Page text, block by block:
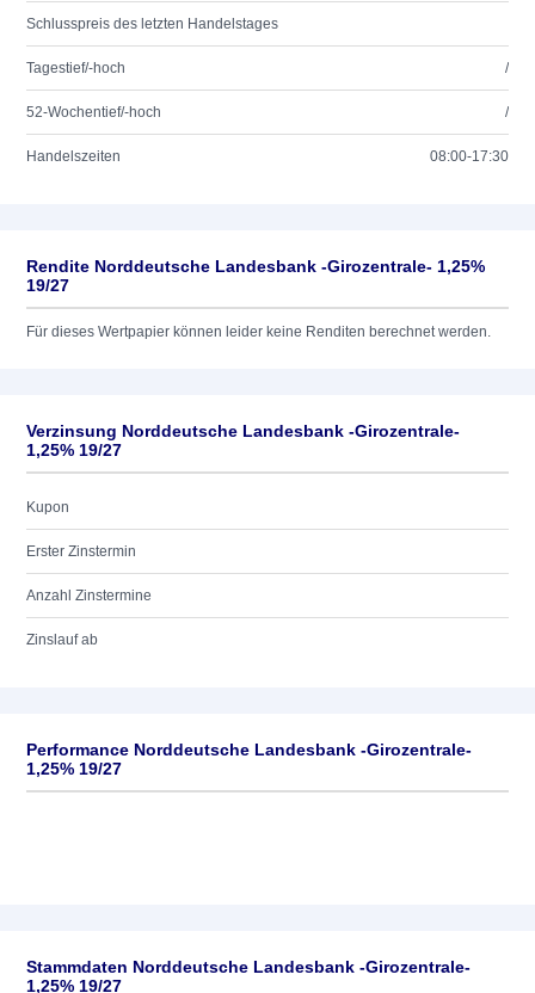
Schlusspreis des letzten Handelstages
Tagestief/-hoch /
52-Wochentief/-hoch /
Handelszeiten 08:00-17:30
Rendite Norddeutsche Landesbank -Girozentrale- 1,25%
19/27
Für dieses Wertpapier können leider keine Renditen berechnet werden.
Verzinsung Norddeutsche Landesbank -Girozentrale-
1,25% 19/27
Kupon
Erster Zinstermin
Anzahl Zinstermine
Zinslauf ab
Performance Norddeutsche Landesbank -Girozentrale-
1,25% 19/27
Stammdaten Norddeutsche Landesbank -Girozentrale-
1,25% 19/27